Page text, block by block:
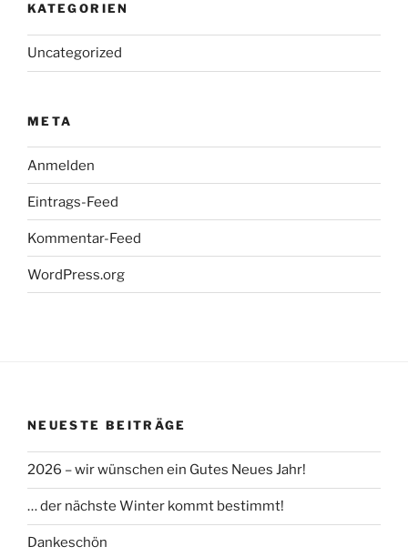
KATEGORIEN
Uncategorized
META
Anmelden
Eintrags-Feed
Kommentar-Feed
WordPress.org
NEUESTE BEITRÄGE
2026 – wir wünschen ein Gutes Neues Jahr!
… der nächste Winter kommt bestimmt!
Dankeschön